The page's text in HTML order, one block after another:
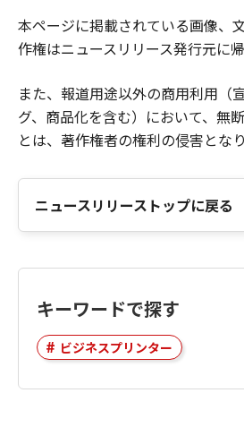
本ページに掲載されている画像、
作権はニュースリリース発行元に帰
また、報道用途以外の商用利用（
グ、商品化を含む）において、無
とは、著作権者の権利の侵害となり
ニュースリリーストップに戻る
キーワードで探す
ビジネスプリンター